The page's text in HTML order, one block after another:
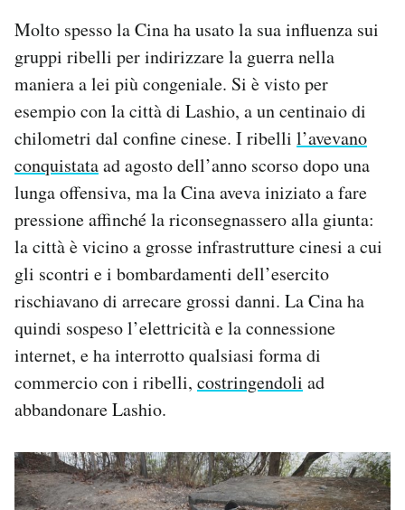
Molto spesso la Cina ha usato la sua influenza sui
gruppi ribelli per indirizzare la guerra nella
maniera a lei più congeniale. Si è visto per
esempio con la città di Lashio, a un centinaio di
chilometri dal confine cinese. I ribelli l’avevano
conquistataad agosto dell’anno scorso dopo una
lunga offensiva, ma la Cina aveva iniziato a fare
pressione affinché la riconsegnassero alla giunta:
la città è vicino a grosse infrastrutture cinesi a cui
gli scontri e i bombardamenti dell’esercito
rischiavano di arrecare grossi danni. La Cina ha
quindi sospeso l’elettricità e la connessione
internet, e ha interrotto qualsiasi forma di
commercio con i ribelli, costringendoli ad
abbandonare Lashio.